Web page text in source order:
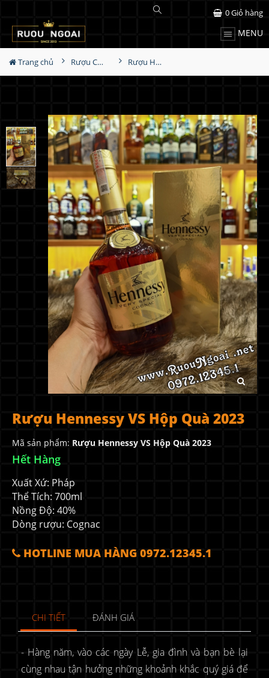
MENU
0Giỏ hàng
Trang chủ Rượu Cognac Rượu Hennessy VS Hộp Quà 2023
Rượu Hennessy VS Hộp Quà 2023
Mã sản phẩm: Rượu Hennessy VS Hộp Quà 2023
Hết Hàng
Xuất Xứ: Pháp
Thể Tích: 700ml
Nồng Độ: 40%
Dòng rượu: Cognac
HOTLINE MUA HÀNG 0972.12345.1
CHI TIẾT ĐÁNH GIÁ
- Hàng năm, vào các ngày Lễ, gia đình và bạn bè lại
cùng nhau tận hưởng những khoảnh khắc quý giá để